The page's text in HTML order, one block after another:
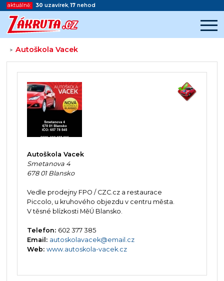
aktuálně: 30 uzavírek,17 nehod
>Autoškola Vacek
Začátek reklamy
Konec reklamy
Autoškola Vacek
Smetanova 4
678 01 Blansko
Vedle prodejny FPO / CZC.cz a restaurace
Piccolo, u kruhového objezdu v centru města.
V těsné blízkosti MěÚ Blansko.
Telefon: 602 377 385
Email: autoskolavacek@email.cz
Web: www.autoskola-vacek.cz